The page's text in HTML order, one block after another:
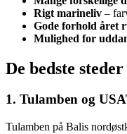
Rigt marineliv –
Gode forhold året
Mulighed for
De bedste
1. Tulamben og
Tulamben på Balis